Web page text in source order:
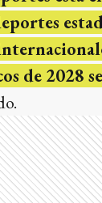
de 2028